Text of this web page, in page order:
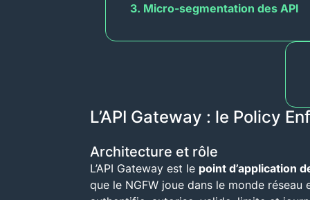
3. Micro-segmentation des API
L’API Gateway : le Policy
Architecture et rôle
L’API Gateway est le point d’application
que le NGFW joue dans le monde